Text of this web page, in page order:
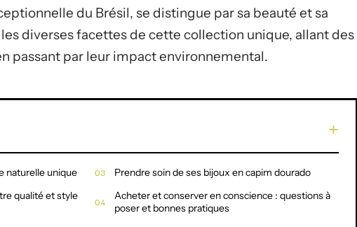
du Brésil, se distingue par sa beauté et sa
diverses facettes de cette collection unique, allant des
passant par leur impact environnemental.
naturelle unique
qualité et style
Prendre soin de ses bijoux en capim dourado
Acheter et conserver en conscience : questions à
poser et bonnes pratiques